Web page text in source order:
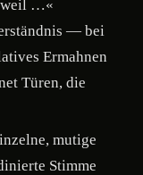
weil …«
— bei
Ermahnen
Türen, die
mutige
Stimme